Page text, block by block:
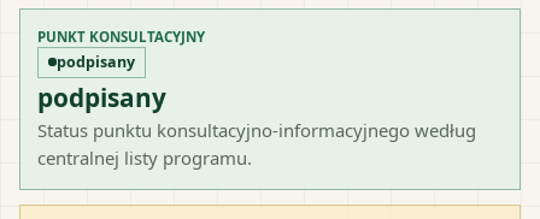
PUNKT KONSULTACYJNY
podpisany
podpisany
Status punktu konsultacyjno-informacyjnego według
centralnej listy programu.